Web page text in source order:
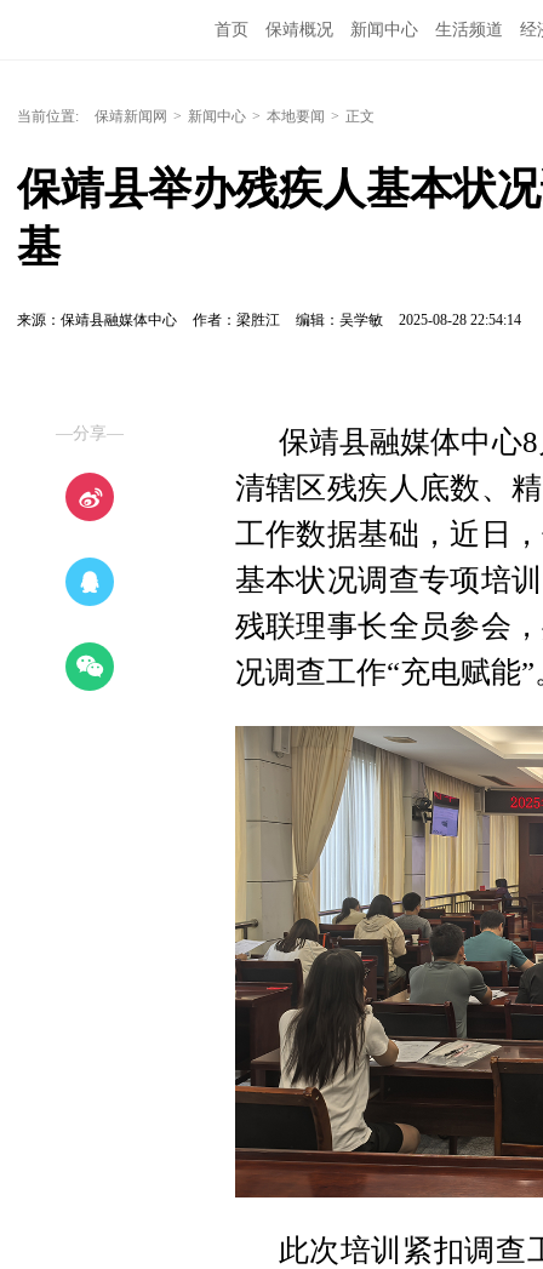
首页 保靖概况 新闻中心 生活频道 经
当前位置: 保靖新闻网 > 新闻中心 > 本地要闻 > 正文
保靖县举办残疾人基本状
基
来源：保靖县融媒体中心 作者：梁胜江 编辑：吴学敏 2025-08-28 22:54:14
—分享—
保靖县融媒体中心
清辖区残疾人底数、
工作数据基础，近日
基本状况调查专项培
残联理事长全员参会
况调查工作“充电赋能”
此次培训紧扣调查